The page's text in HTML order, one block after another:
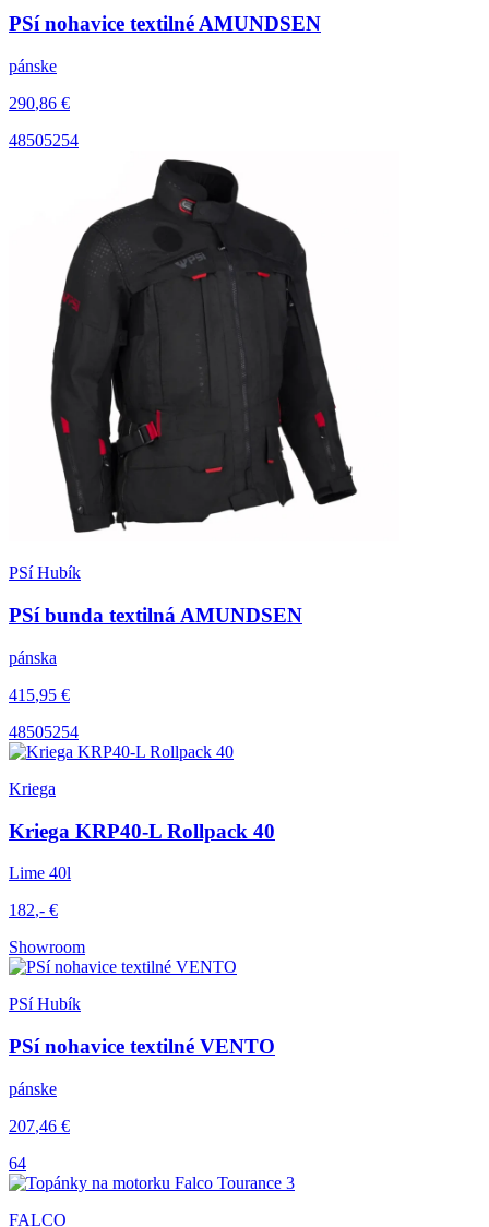
PSí nohavice textilné AMUNDSEN
pánske
290,86 €
48505254
PSí Hubík
PSí bunda textilná AMUNDSEN
pánska
415,95 €
48505254
Kriega
Kriega KRP40-L Rollpack 40
Lime 40l
182,- €
Showroom
PSí Hubík
PSí nohavice textilné VENTO
pánske
207,46 €
64
FALCO